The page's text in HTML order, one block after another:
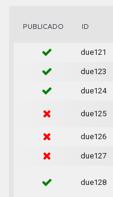
PUBLICADO ID
due121
due123
due124
due125
due126
due127
due128